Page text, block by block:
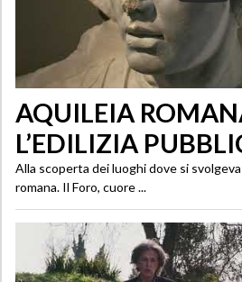
AQUILEIA
L’EDILIZIA
Alla scoperta dei luoghi dove si
romana. Il Foro, cuore ...